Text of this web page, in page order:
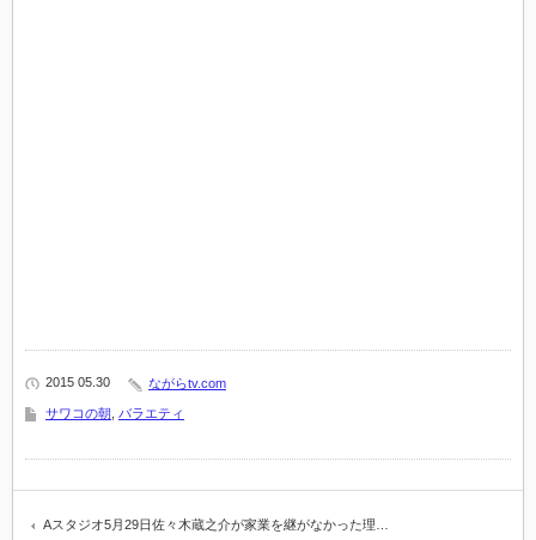
2015 05.30 ながらtv.com
サワコの朝 バラエティ
Aスタジオ5月29日佐々木蔵之介が家業を継がなかった理…